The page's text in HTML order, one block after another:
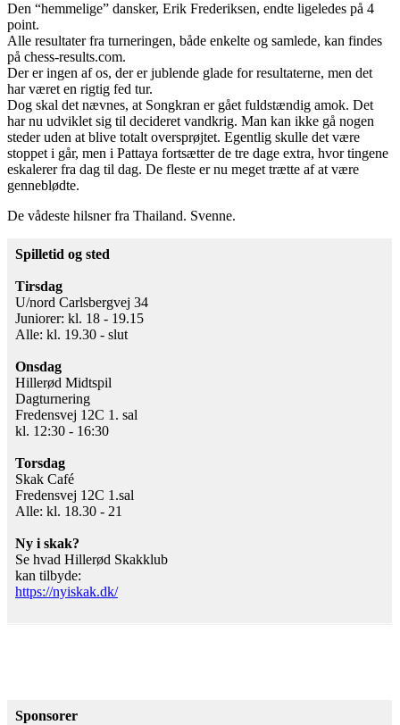
Den “hemmelige” dansker, Erik Frederiksen, endte ligeledes på 4
point.
Alle resultater fra turneringen, både enkelte og samlede, kan findes
på chess-results.com.
Der er ingen af os, der er jublende glade for resultaterne, men det
har været en rigtig fed tur.
Dog skal det nævnes, at Songkran er gået fuldstændig amok. Det
har nu udviklet sig til decideret vandkrig. Man kan ikke gå nogen
steder uden at blive totalt oversprøjtet. Egentlig skulle det være
stoppet i går, men i Pattaya fortsætter de tre dage extra, hvor tingene
eskalerer fra dag til dag. De fleste er nu meget trætte af at være
genneblødte.
De vådeste hilsner fra Thailand. Svenne.
Spilletid og sted
Tirsdag
U/nord Carlsbergvej 34
Juniorer: kl. 18 - 19.15
Alle: kl. 19.30 - slut
Onsdag
Hillerød Midtspil
Dagturnering
Fredensvej 12C 1. sal
kl. 12:30 - 16:30
Torsdag
Skak Café
Fredensvej 12C 1.sal
Alle: kl. 18.30 - 21
Ny i skak?
Se hvad Hillerød Skakklub
kan tilbyde:
https://nyiskak.dk/
Sponsorer